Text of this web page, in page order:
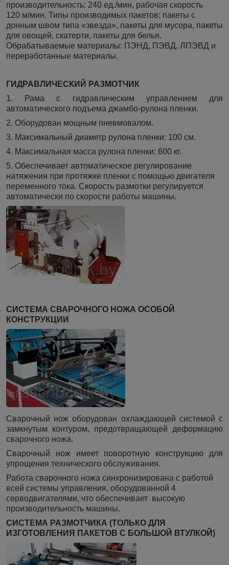
производительность: 240 ед./мин, рабочая скорость
120 м/мин. Типы производимых пакетов: пакеты с
донным швом типа «звезда», пакеты для мусора, пакеты
для овощей, скатерти, пакеты для белья.
Обрабатываемые материалы: ПЭНД, ПЭВД, ЛПЭВД и
переработанные материалы.
ГИДРАВЛИЧЕСКИЙ РАЗМОТЧИК
1. Рама с гидравлическим управлением для
автоматического подъема джамбо-рулона пленки.
2. Оборудован мощным пневмовалом.
3. Максимальный диаметр рулона пленки: 100 см.
4. Максимальная масса рулона пленки: 600 кг.
5. Обеспечивает автоматическое регулирование
натяжения при протяжке пленки с помощью двигателя
переменного тока. Скорость размотки регулируется
автоматически по скорости работы машины.
СИСТЕМА СВАРОЧНОГО НОЖА ОСОБОЙ
КОНСТРУКЦИИ
Сварочный нож оборудован охлаждающей системой с
замкнутым контуром, предотвращающей деформацию
сварочного ножа.
Сварочный нож имеет поворотную конструкцию для
упрощения технического обслуживания.
Работа сварочного ножа синхронизирована с работой
всей системы управления, оборудованной 4
серводвигателями, что обеспечивает высокую
производительность машины.
СИСТЕМА РАЗМОТЧИКА (ТОЛЬКО ДЛЯ
ИЗГОТОВЛЕНИЯ ПАКЕТОВ С БОЛЬШОЙ ВТУЛКОЙ)